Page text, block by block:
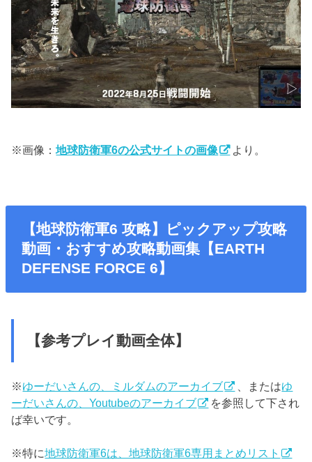
※画像：地球防衛軍6の公式サイトの画像 より。
【地球防衛軍6 攻略】ピックアップ攻略
動画・おすすめ攻略動画集【EARTH
DEFENSE FORCE 6】
【参考プレイ動画全体】
※ゆーだいさんの、ミルダムのアーカイブ 、またはゆ
ーだいさんの、Youtubeのアーカイブ
を参照して下され
ば幸いです。
※特に地球防衛軍6は、地球防衛軍6専用まとめリスト